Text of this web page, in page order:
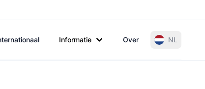
Informatie Over NL